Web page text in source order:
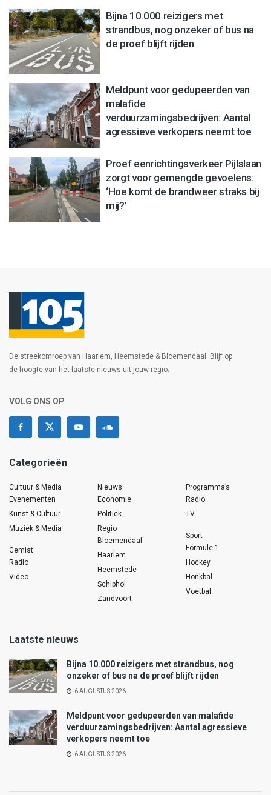
Bijna 10.000 reizigers met
strandbus, nog onzeker of bus na
de proef blijft rijden
Meldpunt voor gedupeerden van
malafide
verduurzamingsbedrijven: Aantal
agressieve verkopers neemt toe
Proef eenrichtingsverkeer Pijlslaan
zorgt voor gemengde gevoelens:
‘Hoe komt de brandweer straks bij
mij?’
De streekomroep van Haarlem, Heemstede & Bloemendaal. Blijf op
de hoogte van het laatste nieuws uit jouw regio.
VOLG ONS OP
Categorieën
Cultuur & Media
Evenementen
Kunst & Cultuur
Muziek & Media
Gemist
Radio
Video
Nieuws
Economie
Politiek
Regio
Bloemendaal
Haarlem
Heemstede
Schiphol
Zandvoort
Programma’s
Radio
TV
Sport
Formule 1
Hockey
Honkbal
Voetbal
Laatste nieuws
Bijna 10.000 reizigers met strandbus, nog
onzeker of bus na de proef blijft rijden
6 AUGUSTUS 2026
Meldpunt voor gedupeerden van malafide
verduurzamingsbedrijven: Aantal agressieve
verkopers neemt toe
6 AUGUSTUS 2026